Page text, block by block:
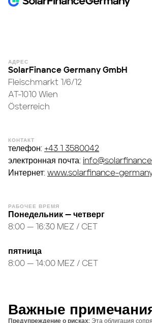
АДРЕС
SolarFinance Germany GmbH
Fleischmarkt 1/6/12
AT-1010 Wien
Österreich
КОНТАКТ
телефон: +43 1 3580042
электронная почта:
Интернет: www.solarfinance-
РАБОЧЕЕ ВРЕМЯ
Понедельник — четверг
8:00 — 16:30 MEZ / CET
пятница
8:00 — 14:00 MEZ / CET
Важные
Предупреждение о рисках: Эта облигация